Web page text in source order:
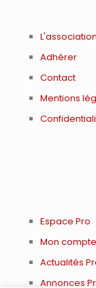
L'association
Adhérer
Contact
Mentions
Espace Pro
Mon compte
Actualités
Annonces